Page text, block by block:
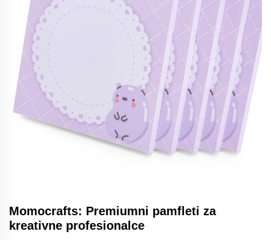
Momocrafts: Premiumni pamfleti za
kreativne profesionalce